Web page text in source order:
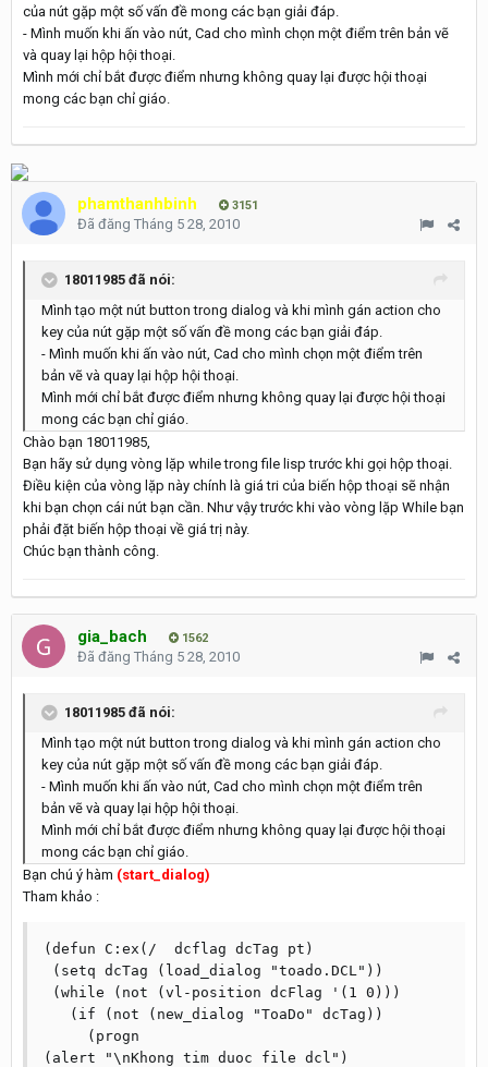
của nút gặp một số vấn đề mong các bạn giải đáp.
- Mình muốn khi ấn vào nút, Cad cho mình chọn một điểm trên bản vẽ
và quay lại hộp hội thoại.
Mình mới chỉ bắt được điểm nhưng không quay lại được hội thoại
mong các bạn chỉ giáo.
phamthanhbinh 3151
Đã đăng Tháng 5 28, 2010
18011985 đã nói:
Mình tạo một nút button trong dialog và khi mình gán action cho
key của nút gặp một số vấn đề mong các bạn giải đáp.
- Mình muốn khi ấn vào nút, Cad cho mình chọn một điểm trên
bản vẽ và quay lại hộp hội thoại.
Mình mới chỉ bắt được điểm nhưng không quay lại được hội thoại
mong các bạn chỉ giáo.
Chào bạn 18011985,
Bạn hãy sử dụng vòng lặp while trong file lisp trước khi gọi hộp thoại.
Điều kiện của vòng lặp này chính là giá tri của biến hộp thoại sẽ nhận
khi bạn chọn cái nút bạn cần. Như vậy trước khi vào vòng lặp While bạn
phải đặt biến hộp thoại về giá trị này.
Chúc bạn thành công.
gia_bach 1562
Đã đăng Tháng 5 28, 2010
18011985 đã nói:
Mình tạo một nút button trong dialog và khi mình gán action cho
key của nút gặp một số vấn đề mong các bạn giải đáp.
- Mình muốn khi ấn vào nút, Cad cho mình chọn một điểm trên
bản vẽ và quay lại hộp hội thoại.
Mình mới chỉ bắt được điểm nhưng không quay lại được hội thoại
mong các bạn chỉ giáo.
Bạn chú ý hàm (start_dialog)
Tham khảo :
(defun C:ex(/  dcflag dcTag pt)
(alert "\nKhong tim duoc file dcl")